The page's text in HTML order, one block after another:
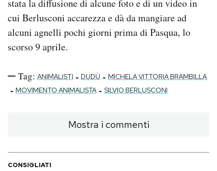
stata la diffusione di alcune foto e di un video in
cui Berlusconi accarezza e dà da mangiare ad
alcuni agnelli pochi giorni prima di Pasqua, lo
scorso 9 aprile.
Tag: ANIMALISTI - DUDÙ - MICHELA VITTORIA BRAMBILLA
- MOVIMENTO ANIMALISTA - SILVIO BERLUSCONI
Mostra i commenti
CONSIGLIATI